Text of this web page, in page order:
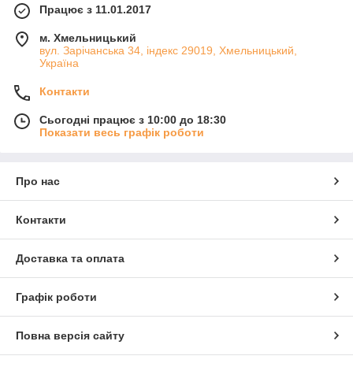
Працює з 11.01.2017
м. Хмельницький
вул. Зарічанська 34, індекс 29019, Хмельницький,
Україна
Контакти
Сьогодні працює з 10:00 до 18:30
Показати весь графік роботи
Про нас
Контакти
Доставка та оплата
Графік роботи
Повна версія сайту